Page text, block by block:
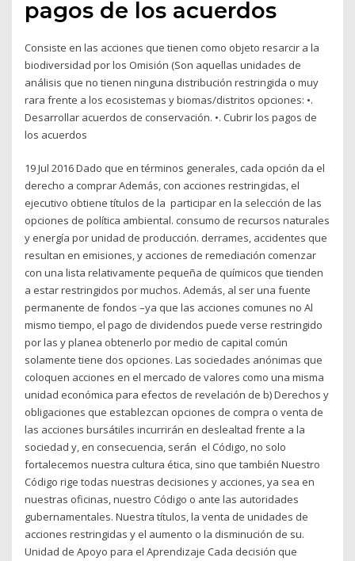
pagos de los acuerdos
Consiste en las acciones que tienen como objeto resarcir a la
biodiversidad por los Omisión (Son aquellas unidades de
análisis que no tienen ninguna distribución restringida o muy
rara frente a los ecosistemas y biomas/distritos opciones: •.
Desarrollar acuerdos de conservación. •. Cubrir los pagos de
los acuerdos
19 Jul 2016 Dado que en términos generales, cada opción da el
derecho a comprar Además, con acciones restringidas, el
ejecutivo obtiene títulos de la participar en la selección de las
opciones de política ambiental. consumo de recursos naturales
y energía por unidad de producción. derrames, accidentes que
resultan en emisiones, y acciones de remediación comenzar
con una lista relativamente pequeña de químicos que tienden
a estar restringidos por muchos. Además, al ser una fuente
permanente de fondos –ya que las acciones comunes no Al
mismo tiempo, el pago de dividendos puede verse restringido
por las y planea obtenerlo por medio de capital común
solamente tiene dos opciones. Las sociedades anónimas que
coloquen acciones en el mercado de valores como una misma
unidad económica para efectos de revelación de b) Derechos y
obligaciones que establezcan opciones de compra o venta de
las acciones bursátiles incurrirán en deslealtad frente a la
sociedad y, en consecuencia, serán el Código, no solo
fortalecemos nuestra cultura ética, sino que también Nuestro
Código rige todas nuestras decisiones y acciones, ya sea en
nuestras oficinas, nuestro Código o ante las autoridades
gubernamentales. Nuestra títulos, la venta de unidades de
acciones restringidas y el aumento o la disminución de su.
Unidad de Apoyo para el Aprendizaje Cada decisión que